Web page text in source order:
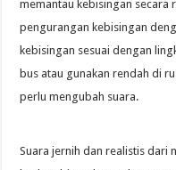
memantau kebisingan secara
pengurangan kebisingan
kebisingan sesuai dengan
bus atau gunakan rendah di
perlu mengubah suara.
Suara jernih dan realistis dari